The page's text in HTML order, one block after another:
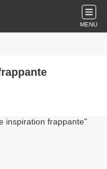
MENU